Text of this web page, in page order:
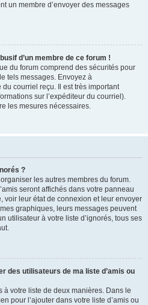
un membre d’envoyer des messages
d’un membre de ce forum !
du forum comprend des sécurités pour
tels messages. Envoyez à
du courriel reçu. Il est très important
sur l’expéditeur du courriel).
les mesures nécessaires.
?
les autres membres du forum.
seront affichés dans votre panneau
voir leur état de connexion et leur envoyer
graphiques, leurs messages peuvent
utilisateur à votre liste d’ignorés, tous ses
des utilisateurs de ma liste d’amis ou
votre liste de deux manières. Dans le
pour l’ajouter dans votre liste d’amis ou